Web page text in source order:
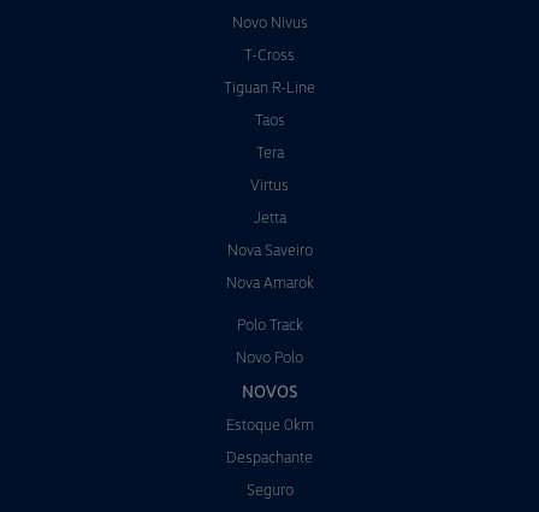
Novo Nivus
T-Cross
Tiguan R-Line
Taos
Tera
Virtus
Jetta
Nova Saveiro
Nova Amarok
Polo Track
Novo Polo
NOVOS
Estoque 0km
Despachante
Seguro